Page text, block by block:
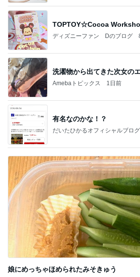
TOPTOY☆Cocoa
ディズニーファン Dのブログ
洗濯物から出てきた次女の
Amebaトピックス 1日前
有名なのかな！？
だいたひかるオフィシャルブロ
娘にめっちゃほめられたみそきゅう